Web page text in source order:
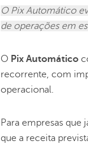
O Pix Automático
de operações em
O Pix Automático
recorrente, com
operacional.
Para empresas
que a receita